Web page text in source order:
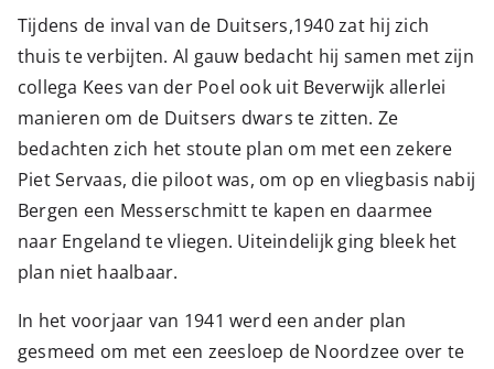
Tijdens de inval van de Duitsers,1940 zat hij zich
thuis te verbijten. Al gauw bedacht hij samen met zijn
collega Kees van der Poel ook uit Beverwijk allerlei
manieren om de Duitsers dwars te zitten. Ze
bedachten zich het stoute plan om met een zekere
Piet Servaas, die piloot was, om op en vliegbasis nabij
Bergen een Messerschmitt te kapen en daarmee
naar Engeland te vliegen. Uiteindelijk ging bleek het
plan niet haalbaar.
In het voorjaar van 1941 werd een ander plan
gesmeed om met een zeesloep de Noordzee over te